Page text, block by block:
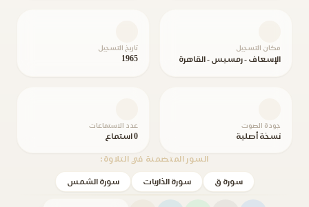
مكان التسجيل
الإسعاف - رمسيس - القاهرة
تاريخ التسجيل
1965
جودة الصوت
نسخة أصلية
عدد الاستماعات
0 استماع
السور المتضمنة في التلاوة:
سورة ق سورة الذاريات سورة الشمس